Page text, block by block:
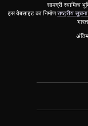
सामग्री स्वामित्व
इस वेबसाइट का निर्माणराष्ट्रीय